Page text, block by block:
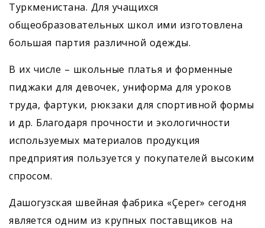
Туркменистана. Для учащихся
общеобразовательных школ ими изготовлена
большая партия различной одежды.
В их числе – школьные платья и форменные
пиджаки для девочек, униформа для уроков
труда, фартуки, рюкзаки для спортивной формы
и др. Благодаря прочности и экологичности
используемых материалов продукция
предприятия пользуется у покупателей высоким
спросом.
Дашогузская швейная фабрика «Çeper» сегодня
является одним из крупных поставщиков на